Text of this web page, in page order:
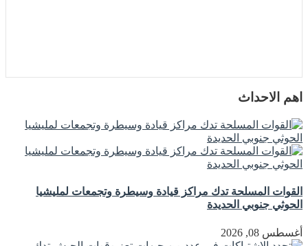
اهم الاحداث
القوات المسلحة تدك مراكز قيادة وسيطرة وتجمعات لمليشيا
الحوثي جنوبي الحديدة
أغسطس 08, 2026